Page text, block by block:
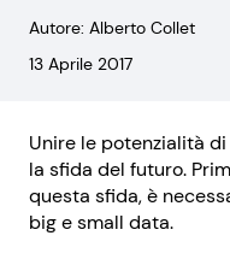
Autore: Alberto Collet
13 Aprile 2017
Unire le potenzialità di
la sfida del futuro.
questa sfida, è
big e small data.